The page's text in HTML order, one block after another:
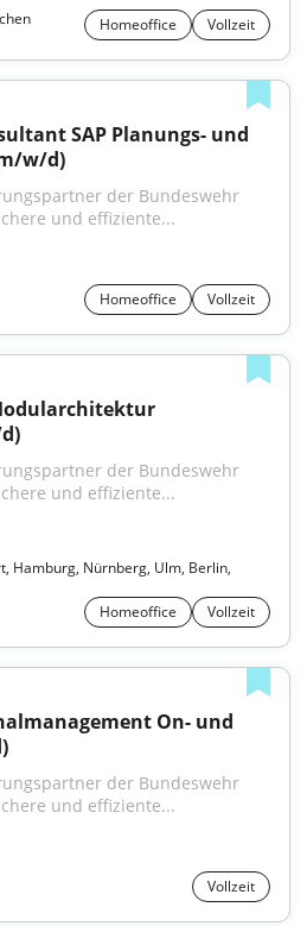
Homeoffice Vollzeit
SAP Planungs- und
w/d)
der Bundeswehr
und effiziente...
Homeoffice Vollzeit
der Bundeswehr
und effiziente...
Hamburg, Nürnberg, Ulm, Berlin,
Homeoffice
Vollzeit
On- und
der Bundeswehr
und effiziente...
Vollzeit